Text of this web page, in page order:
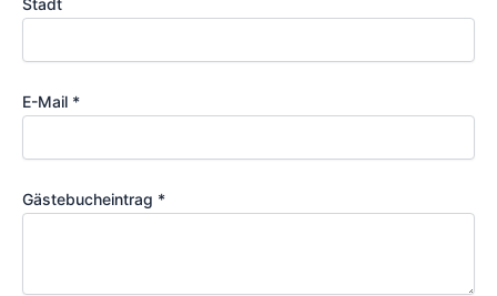
Stadt
E-Mail *
Gästebucheintrag *